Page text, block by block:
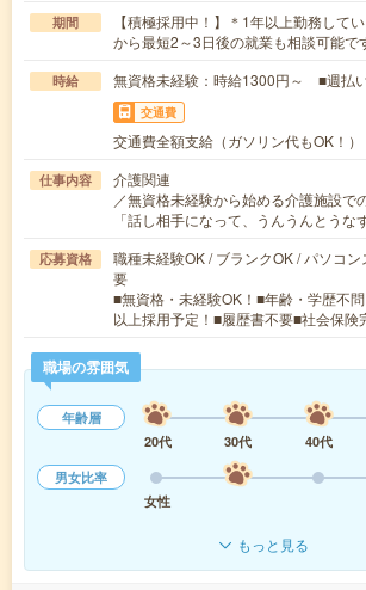
期間
【積極採用中！】＊1年以上勤務して
から最短2～3日後の就業も相談可能で
時給 無資格未経験：時給1300円～ ■週払
交通費
交通費全額支給（ガソリン代もOK！）
仕事内容
介護関連
／無資格未経験から始める介護施設で
「話し相手になって、うんうんとう
応募資格
職種未経験OK / ブランクOK / パソコ
要
■無資格・未経験OK！■年齢・学歴不
以上採用予定！■履歴書不要■社会保
職場の雰囲気
年齢層
20代
30代 40代
男女比率
女性
もっと見る